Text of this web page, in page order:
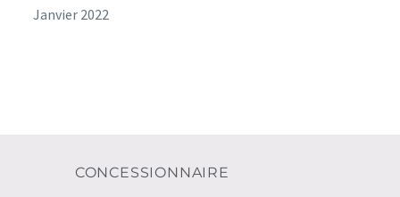
Janvier 2022
CONCESSIONNAIRE